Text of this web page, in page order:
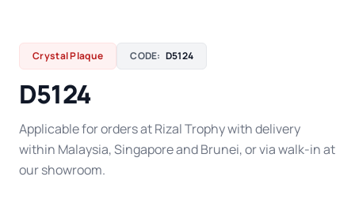
Crystal Plaque CODE: D5124
D5124
Applicable for orders at Rizal Trophy with delivery
within Malaysia, Singapore and Brunei, or via walk-in at
our showroom.